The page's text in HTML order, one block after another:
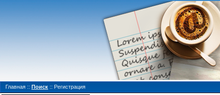
Главная :: Поиск :: Регистрация